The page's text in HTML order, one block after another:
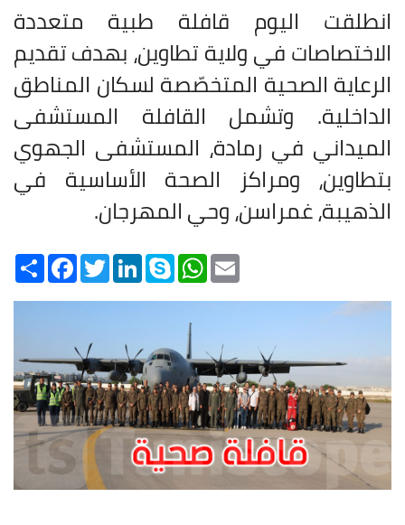
انطلقت اليوم قافلة طبية متعددة
الاختصاصات في ولاية تطاوين، بهدف تقديم
الرعاية الصحية المتخصّصة لسكان المناطق
الداخلية. وتشمل القافلة المستشفى
الميداني في رمادة، المستشفى الجهوي
بتطاوين، ومراكز الصحة الأساسية في
الذهيبة، غمراسن، وحي المهرجان.
Share
FacebookTwitterLinkedInSkype
WhatsAppEmail